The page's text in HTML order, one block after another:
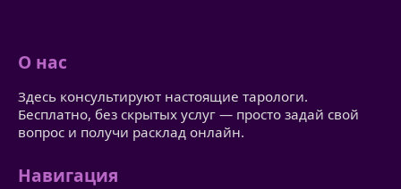
О нас
Здесь консультируют настоящие тарологи.
Бесплатно, без скрытых услуг — просто задай свой
вопрос и получи расклад онлайн.
Навигация